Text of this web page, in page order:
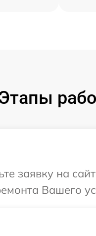
заявку на
Вашего